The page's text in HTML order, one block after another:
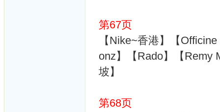
第67页
【Nike~香港】【
onz】【Rado】【Remy
坡】
第68页